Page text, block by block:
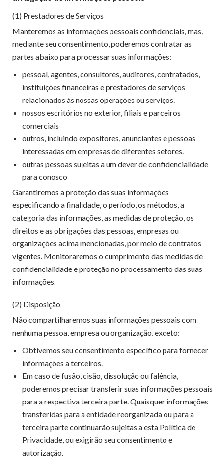
(1) Prestadores de Serviços
Manteremos as informações pessoais confidenciais, mas,
mediante seu consentimento, poderemos contratar as
partes abaixo para processar suas informações:
pessoal, agentes, consultores, auditores, contratados,
instituições financeiras e prestadores de serviços
relacionados às nossas operações ou serviços.
nossos escritórios no exterior, filiais e parceiros
comerciais
outros, incluindo expositores, anunciantes e pessoas
interessadas em empresas de diferentes setores.
outras pessoas sujeitas a um dever de confidencialidade
para conosco
Garantiremos a proteção das suas informações
especificando a finalidade, o período, os métodos, a
categoria das informações, as medidas de proteção, os
direitos e as obrigações das pessoas, empresas ou
organizações acima mencionadas, por meio de contratos
vigentes. Monitoraremos o cumprimento das medidas de
confidencialidade e proteção no processamento das suas
informações.
(2) Disposição
Não compartilharemos suas informações pessoais com
nenhuma pessoa, empresa ou organização, exceto:
Obtivemos seu consentimento específico para fornecer
informações a terceiros.
Em caso de fusão, cisão, dissolução ou falência,
poderemos precisar transferir suas informações pessoais
para a respectiva terceira parte. Quaisquer informações
transferidas para a entidade reorganizada ou para a
terceira parte continuarão sujeitas a esta Política de
Privacidade, ou exigirão seu consentimento e
autorização.